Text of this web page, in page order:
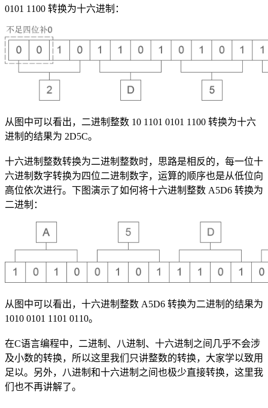
0101 1100 转换为十六进制：
从图中可以看出，二进制整数 10 1101 0101 1100 转换为十六
进制的结果为 2D5C。
十六进制整数转换为二进制整数时，思路是相反的，每一位十
六进制数字转换为四位二进制数字，运算的顺序也是从低位向
高位依次进行。下图演示了如何将十六进制整数 A5D6 转换为
二进制：
从图中可以看出，十六进制整数 A5D6 转换为二进制的结果为
1010 0101 1101 0110。
在C语言编程中，二进制、八进制、十六进制之间几乎不会涉
及小数的转换，所以这里我们只讲整数的转换，大家学以致用
足以。另外，八进制和十六进制之间也极少直接转换，这里我
们也不再讲解了。